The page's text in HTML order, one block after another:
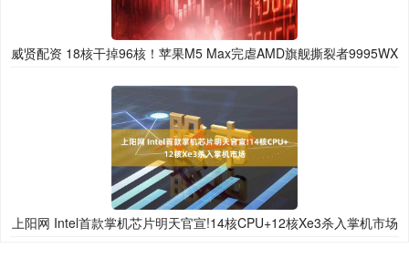
威贤配资 18核干掉96核！苹果M5 Max完虐AMD旗舰撕裂者9995WX
上阳网 Intel首款掌机芯片明天官宣!14核CPU+12核Xe3杀入掌机市场